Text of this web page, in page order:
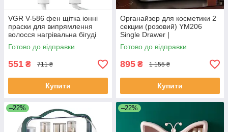
VGR V-586 фен щітка іонні
праски для випрямлення
волосся нагрівальна бігуді
ЕКОБОКС
Готово до відправки
551 ₴ 711 ₴
Купити
Органайзер для косметики 2
секции (розовий) YM206
Single Drawer |
Косметический органайзер
ЕКОБОКС
Готово до відправки
895 ₴ 1 155 ₴
Купити
–22% –22%